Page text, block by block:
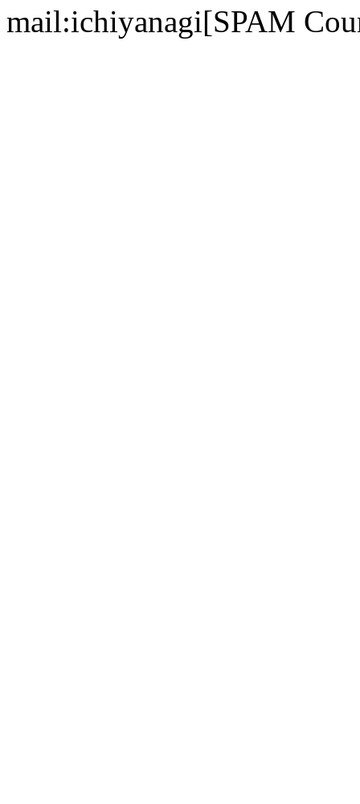
mail:ichiyanagi[SPAM